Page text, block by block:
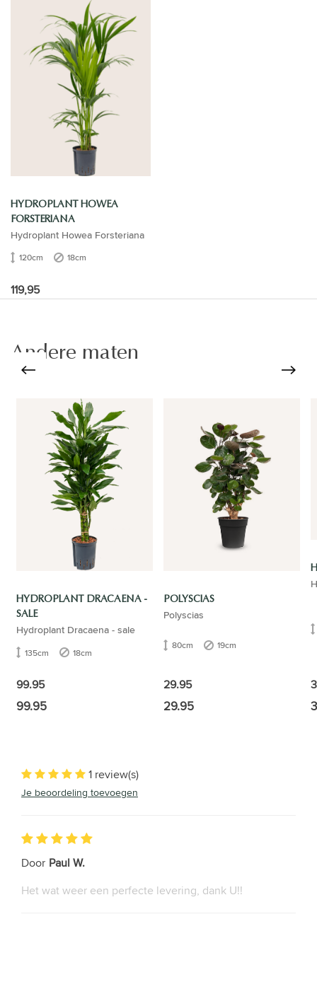
HYDROPLANT HOWEA
FORSTERIANA
Hydroplant Howea Forsteriana
120cm 18cm
119,95
Andere maten
HYDROPLANT DRACAENA -
SALE
Hydroplant Dracaena - sale
135cm 18cm
99.95
99.95
POLYSCIAS
Polyscias
80cm 19cm
29.95
29.95
1 review(s)
Je beoordeling toevoegen
Door Paul W.
Het wat weer een perfecte levering, dank U!!